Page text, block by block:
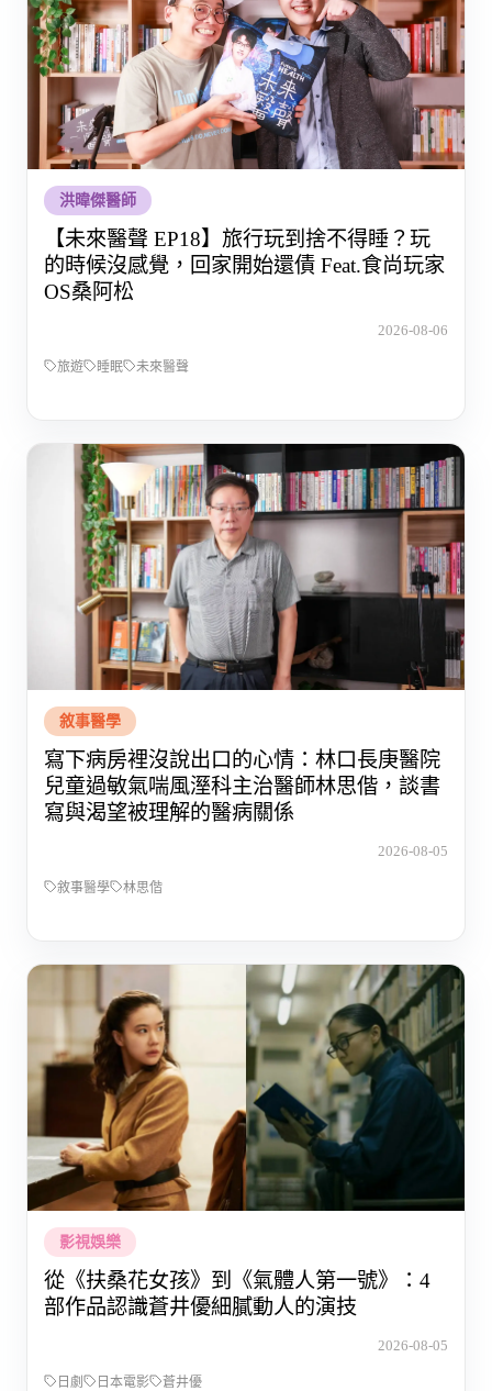
洪暐傑醫師
【未來醫聲 EP18】旅行玩到捨不得睡？玩
的時候沒感覺，回家開始還債 Feat.食尚玩家
OS桑阿松
2026-08-06
旅遊 睡眠 未來醫聲
敘事醫學
寫下病房裡沒說出口的心情：林口長庚醫院
兒童過敏氣喘風溼科主治醫師林思偕，談書
寫與渴望被理解的醫病關係
2026-08-05
敘事醫學 林思偕
影視娛樂
從《扶桑花女孩》到《氣體人第一號》：4
部作品認識蒼井優細膩動人的演技
2026-08-05
日劇 日本電影 蒼井優